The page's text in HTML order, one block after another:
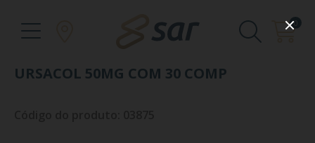
0
URSACOL 50MG COM 30 COMP